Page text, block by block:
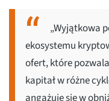
„Wyjątkowa
ekosystemu
ofert, które
kapitał w różne
angażuje się w